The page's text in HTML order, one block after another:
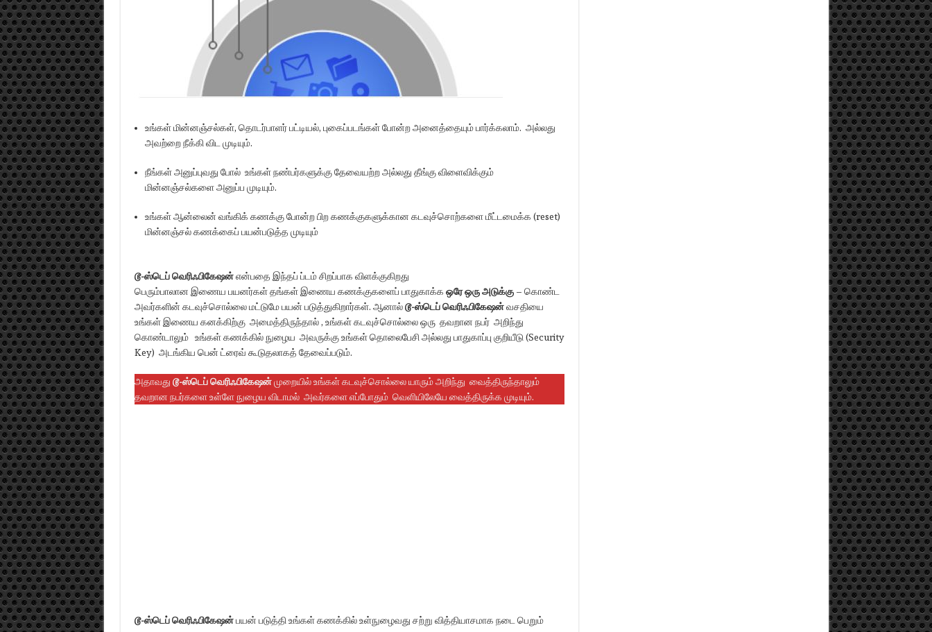
உங்கள் மின்னஞ்சல்கள், தொடர்பாளர் பட்டியல், புகைப்படங்கள் போன்ற அனைத்தையும் பார்க்கலாம். அல்லது
அவற்றை நீக்கி விட முடியும்.
நீங்கள் அனுப்புவது போல் உங்கள் நண்பர்களுக்கு தேவையற்ற அல்லது தீங்கு விளைவிக்கும்
மின்னஞ்சல்களை அனுப்ப முடியும்.
உங்கள் ஆன்லைன் வங்கிக் கணக்கு போன்ற பிற கணக்குகளுக்கான கடவுச்சொற்களை மீட்டமைக்க (reset)
மின்னஞ்சல் கணக்கைப் பயன்படுத்த முடியும்
டூ-ஸ்டெப் வெரிஃபிகேஷன்என்பதை இந்தப் ப்டம் சிறப்பாக விளக்குகிறது
பெரும்பாலான இணைய பயனர்கள் தங்கள் இணைய கணக்குகளைப் பாதுகாக்க ஒரே ஒரு அடுக்கு– கொண்ட
அவர்களின் கடவுச்சொல்லை மட்டுமே பயன் படுத்துகிறார்கள். ஆனால்டூ-ஸ்டெப் வெரிஃபிகேஷன்வசதியை
உங்கள் இணைய கனக்கிற்கு அமைத்திருந்தால் , உங்கள் கடவுச்சொல்லை ஒரு தவறான நபர் அறிந்து
கொண்டாலும் உங்கள் கணக்கில் நுழைய அவருக்கு உங்கள் தொலைபேசி அல்லது பாதுகாப்பு குறியீடு (Security
Key) அடங்கிய பென் ட்ரைவ் கூடுதலாகத் தேவைப்படும்.
அதாவது டூ-ஸ்டெப் வெரிஃபிகேஷன்முறையில் உங்கள் கடவுச்சொல்லை யாரும் அறிந்து வைத்திருந்தாலும்
தவறான நபர்களை உள்ளே நுழைய விடாமல் அவர்களை எப்போதும் வெளியிலேயே வைத்திருக்க முடியும்.
டூ-ஸ்டெப் வெரிஃபிகேஷன்பயன் படுத்தி உங்கள் கணக்கில் உள்நுழைவது சற்று வித்தியாசமாக நடை பெறும்